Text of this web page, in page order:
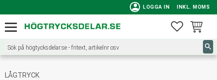
Meny
person LOGGA IN INKL. MOMS
LÅGTRYCK